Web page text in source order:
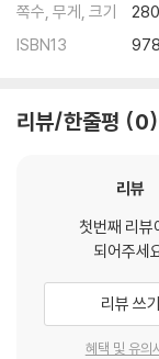
쪽수, 무게, 크기
ISBN13
리뷰/한줄평 0
리뷰
첫번째 리뷰
되어주세
리뷰 쓰기
혜택 및 유의